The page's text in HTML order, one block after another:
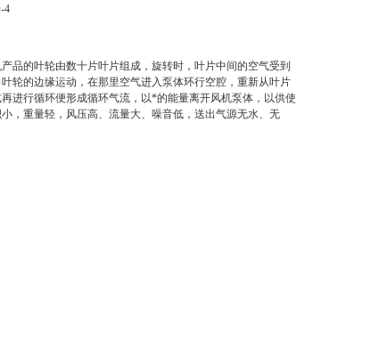
4
品的叶轮由数十片叶片组成，旋转时，叶片中间的空气受到
轮的边缘运动，在那里空气进入泵体环行空腔，重新从叶片
进行循环便形成循环气流，以*的能量离开风机泵体，以供使
，重量轻，风压高、流量大、噪音低，送出气源无水、无